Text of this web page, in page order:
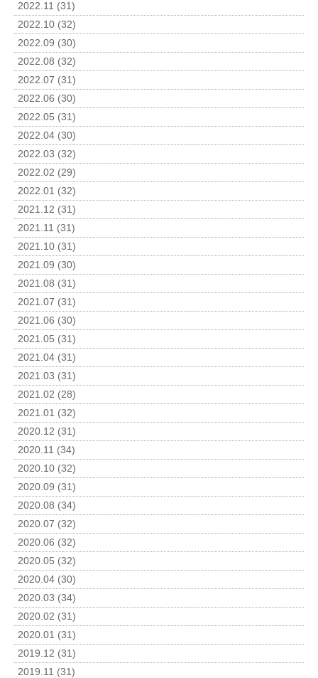
2022.11 (31)
2022.10 (32)
2022.09 (30)
2022.08 (32)
2022.07 (31)
2022.06 (30)
2022.05 (31)
2022.04 (30)
2022.03 (32)
2022.02 (29)
2022.01 (32)
2021.12 (31)
2021.11 (31)
2021.10 (31)
2021.09 (30)
2021.08 (31)
2021.07 (31)
2021.06 (30)
2021.05 (31)
2021.04 (31)
2021.03 (31)
2021.02 (28)
2021.01 (32)
2020.12 (31)
2020.11 (34)
2020.10 (32)
2020.09 (31)
2020.08 (34)
2020.07 (32)
2020.06 (32)
2020.05 (32)
2020.04 (30)
2020.03 (34)
2020.02 (31)
2020.01 (31)
2019.12 (31)
2019.11 (31)